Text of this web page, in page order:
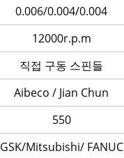
0.006/0.004/0.004
12000r.p.m
직접 구동 스핀들
Aibeco / Jian Chun
550
GSK/Mitsubishi/ FANUC